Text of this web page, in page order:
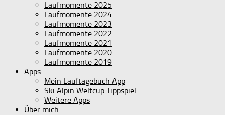
Laufmomente 2025
Laufmomente 2024
Laufmomente 2023
Laufmomente 2022
Laufmomente 2021
Laufmomente 2020
Laufmomente 2019
Apps
Mein Lauftagebuch App
Ski Alpin Weltcup Tippspiel
Weitere Apps
Über mich